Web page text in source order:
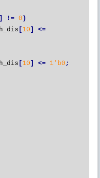
] != 0 )
[ 10 ]
<=
[ 10 ] <= 1'b0 ;